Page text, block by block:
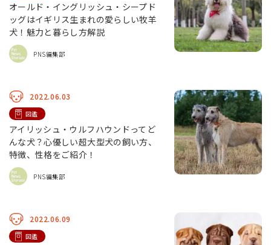
オールド・イングリッシュ・シープド
ッグはイギリス生まれの愛らしい牧羊
犬！魅力と暮らし方解説
PNS編集部
2022.06.03
図鑑
アイリッシュ・ウルフハウンドってど
んな犬？心優しい超大型犬の飼い方、
特徴、性格をご紹介！
PNS編集部
2022.06.09
図鑑